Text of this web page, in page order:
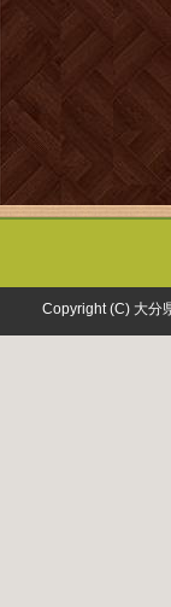
Copyright (C) 大分